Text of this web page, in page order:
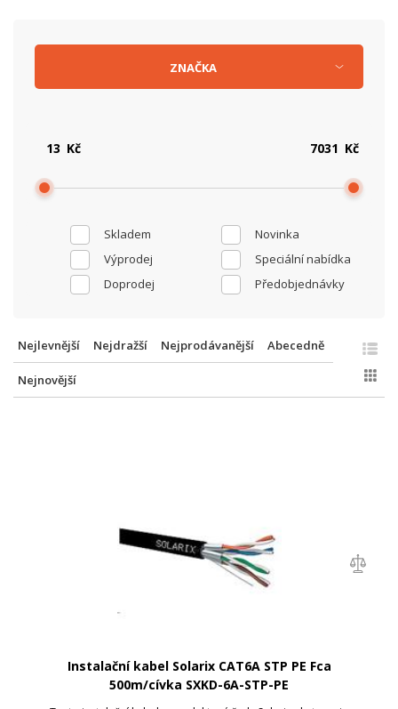
Skladem
Novinka
Výprodej
Speciální nabídka
Doprodej
Předobjednávky
Kč Kč
ZNAČKA
Nejlevnější Nejdražší Nejprodávanější Abecedně
Nejnovější
Instalační kabel Solarix CAT6A STP PE Fca
500m/cívka SXKD-6A-STP-PE